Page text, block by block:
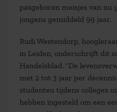
pasgeboren meisjes van nu
jongens gemiddeld 99 jaar.
Rudi Westendorp,
in Leiden, onderschrijft dit
Handelsblad. “De
met 2 tot 3 jaar per
studenten tijdens colleges
hebben ingesteld om een